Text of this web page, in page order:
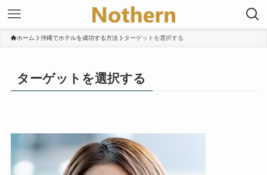
ホーム 沖縄でホテルを成功する方法 ターゲットを選択する
ターゲットを選択する